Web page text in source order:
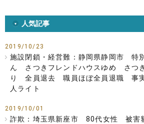
人気記事
2019/10/23
施設閉鎖・経営難：静岡県静岡市 特
ん さつきフレンドハウスゆめ さつ
り 全員退去 職員ほぼ全員退職 事
人ライト
2019/10/01
詐欺：埼玉県新座市 80代女性 被害